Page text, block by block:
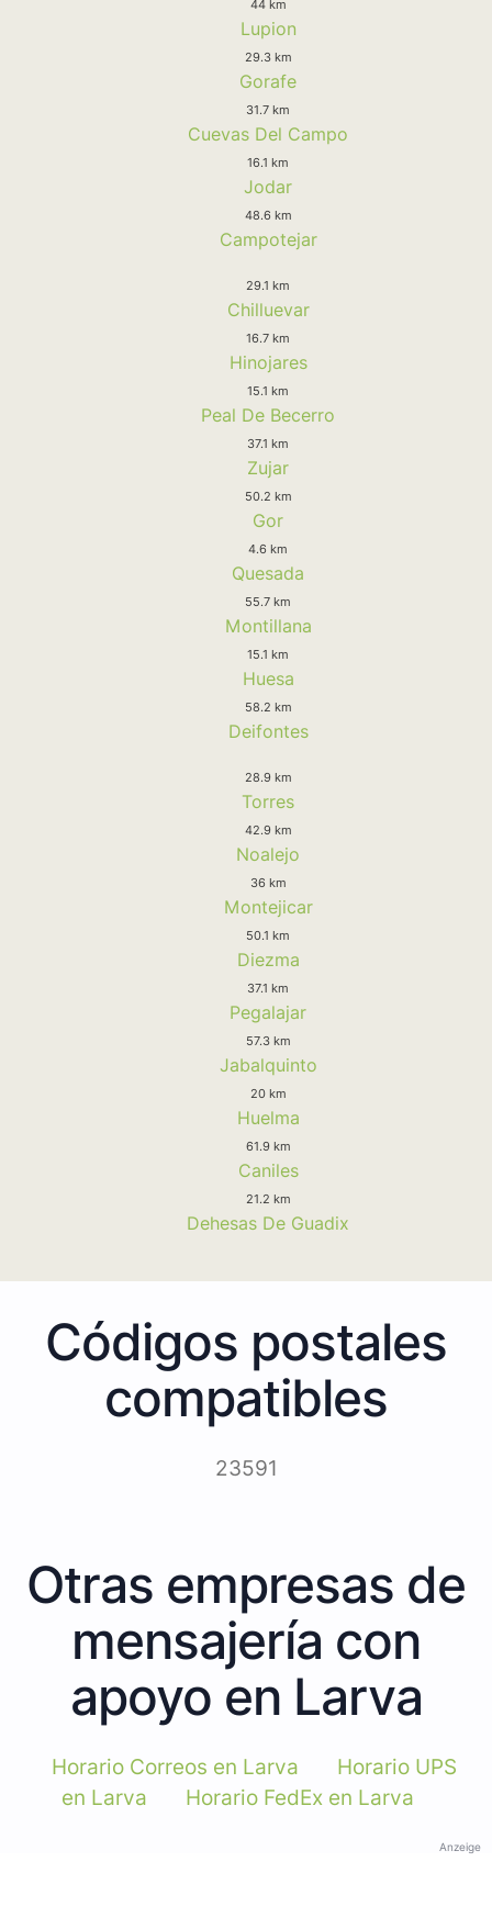
44 km
Lupion
29.3 km
Gorafe
31.7 km
Cuevas Del Campo
16.1 km
Jodar
48.6 km
Campotejar
29.1 km
Chilluevar
16.7 km
Hinojares
15.1 km
Peal De Becerro
37.1 km
Zujar
50.2 km
Gor
4.6 km
Quesada
55.7 km
Montillana
15.1 km
Huesa
58.2 km
Deifontes
28.9 km
Torres
42.9 km
Noalejo
36 km
Montejicar
50.1 km
Diezma
37.1 km
Pegalajar
57.3 km
Jabalquinto
20 km
Huelma
61.9 km
Caniles
21.2 km
Dehesas De Guadix
Códigos postales
compatibles
23591
Otras empresas de
mensajería con
apoyo en Larva
Horario Correos en Larva
Horario UPS
en Larva
Horario FedEx en Larva
Anzeige